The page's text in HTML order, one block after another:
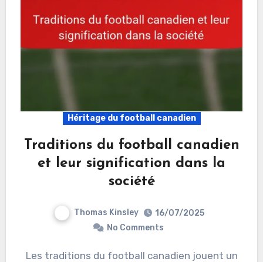
Héritage du football canadien
Traditions du football canadien
et leur signification dans la
société
Thomas Kinsley
16/07/2025
No Comments
Les traditions du football canadien jouent un